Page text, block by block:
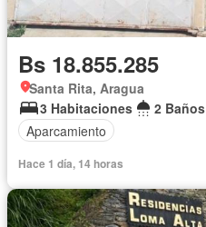
Bs 18.855.285
Santa Rita, Aragua
3 Habitaciones
2 Baños
Aparcamiento
Hace 1 día, 14 horas